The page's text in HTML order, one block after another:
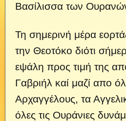
Βασίλισσα των
Τη σημερινή μέρα
την Θεοτόκο διότι
εψάλη προς τιμή της
Γαβριήλ καί μαζί απο
Αρχαγγέλους, τα
όλες τις Ουράνιες